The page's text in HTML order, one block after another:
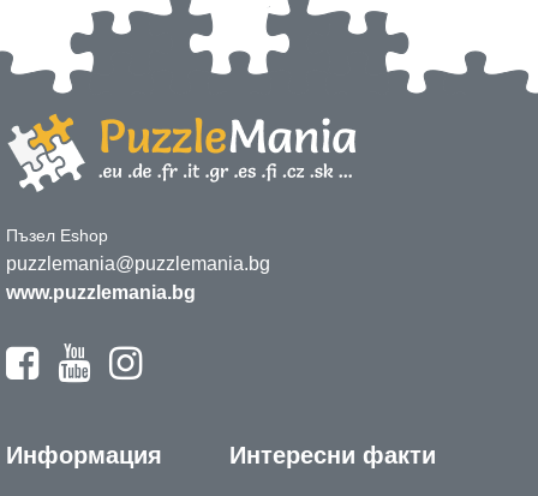
Пъзел Eshop
puzzlemania@puzzlemania.bg
www.puzzlemania.bg
Информация Интересни факти